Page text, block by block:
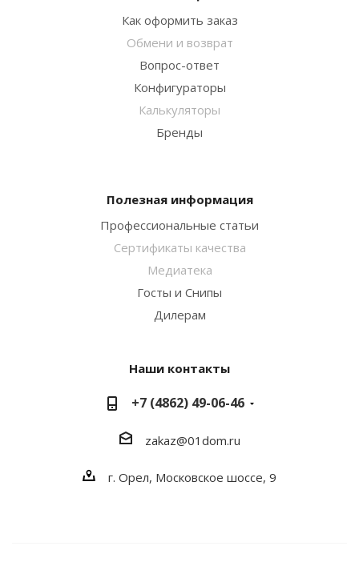
Как оформить заказ
Обмени и возврат
Вопрос-ответ
Конфигураторы
Калькуляторы
Бренды
Полезная информация
Профессиональные статьи
Сертификаты качества
Медиатека
Госты и Снипы
Дилерам
Наши контакты
+7 (4862) 49-06-46
zakaz@01dom.ru
г. Орел, Московское шоссе, 9